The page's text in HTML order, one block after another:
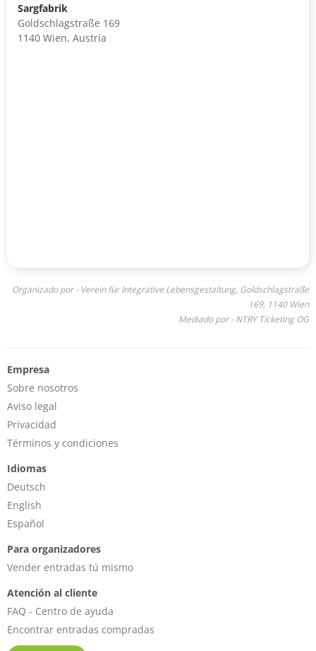
Sargfabrik
Goldschlagstraße 169
1140 Wien, Austria
Organizado por - Verein für Integrative Lebensgestaltung, Goldschlagstraße
169, 1140 Wien
Mediado por - NTRY Ticketing OG
Empresa
Sobre nosotros
Aviso legal
Privacidad
Términos y condiciones
Idiomas
Deutsch
English
Español
Para organizadores
Vender entradas tú mismo
Atención al cliente
FAQ - Centro de ayuda
Encontrar entradas compradas